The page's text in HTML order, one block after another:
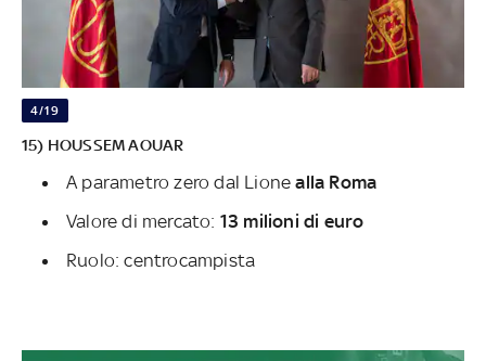
4/19
15) HOUSSEM AOUAR
A parametro zero dal Lionealla Roma
Valore di mercato: 13 milioni di euro
Ruolo: centrocampista